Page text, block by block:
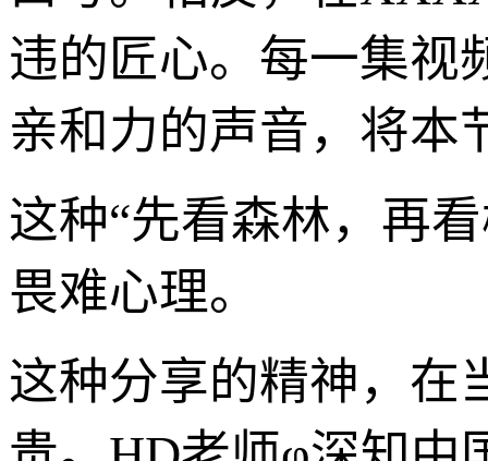
违的匠心。每一集视
亲和力的声音，将本
这种“先看森林，再
畏难心理。
这种分享的精神，在